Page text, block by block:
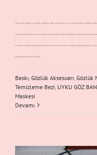
ekran, LCD, bilgisayar, gözlük, gözlükçü, optik, mendili, bez, bezi, bezleri, mendil, mendilleri,
üreticisi, üreticileri, fason, fason üretimi, fason imalatı, renkleri, örnekleri, çeşitleri, tasarımı,
desenleri, çeşitleri, örnekleri, baskıları, baskısı, baskıcı, baskıcısı, kumaş, kumaşı, kumaşçısı,
doğum günü, hediye, hediyelik
Baskı Gözlük Aksesuarı Gözlük
Temizleme Bezi UYKU GÖZ
Maskesi
Devamı